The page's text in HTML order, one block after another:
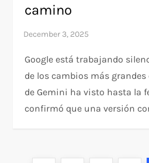
camino
Google está trabajando
de los cambios más
de Gemini ha visto hasta la
confirmó que una versión